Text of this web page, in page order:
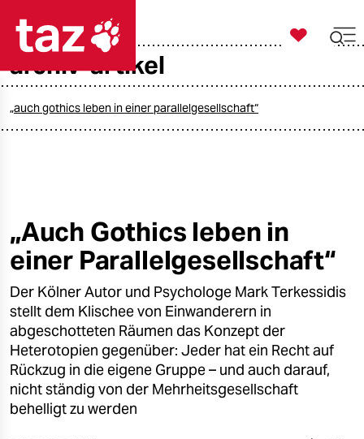
taz zahl ich
öko
gesellschaft
kultur
sport
berlin
nord

taz zahl ich
archiv-artikel
„auch gothics leben in einer parallelgesellschaft“
„Auch Gothics leben in
einer Parallelgesellschaft“
Der Kölner Autor und Psychologe Mark Terkessidis
stellt dem Klischee von Einwanderern in
abgeschotteten Räumen das Konzept der
Heterotopien gegenüber: Jeder hat ein Recht auf
Rückzug in die eigene Gruppe – und auch darauf,
nicht ständig von der Mehrheitsgesellschaft
behelligt zu werden